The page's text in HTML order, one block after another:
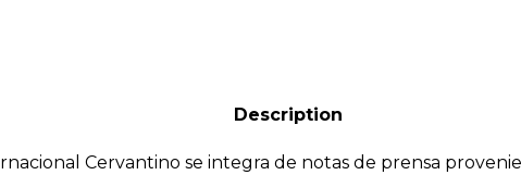
Description
Cervantino se integra de notas de prensa